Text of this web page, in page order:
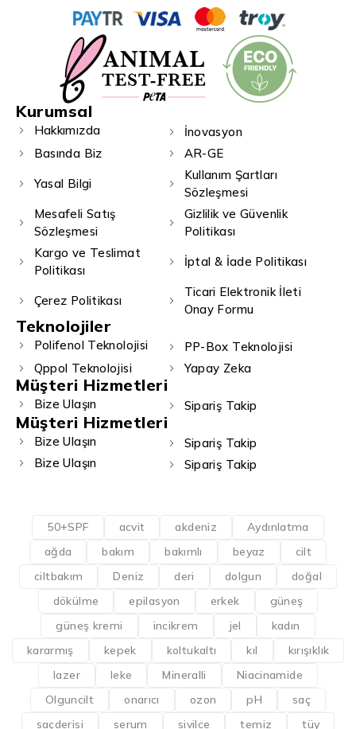
Kurumsal
Hakkımızda
İnovasyon
Basında Biz
AR-GE
Yasal Bilgi
Kullanım Şartları
Sözleşmesi
Mesafeli Satış
Sözleşmesi
Gizlilik ve Güvenlik
Politikası
Kargo ve Teslimat
Politikası
İptal & İade Politikası
Çerez Politikası
Ticari Elektronik İleti
Onay Formu
Teknolojiler
Polifenol Teknolojisi
PP-Box Teknolojisi
Qppol Teknolojisi
Yapay Zeka
Müşteri Hizmetleri
Bize Ulaşın Sipariş Takip
Müşteri Hizmetleri
Bize Ulaşın
Sipariş Takip
Bize Ulaşın
Sipariş Takip
50+SPF acvit akdeniz
Aydınlatma
ağda
bakım bakımlı beyaz
cilt
ciltbakım
Deniz deri dolgun
doğal
dökülme
epilasyon erkek
güneş
güneş kremi
incikrem jel
kadın
kararmış
kepek koltukaltı kıl
kırışıklık
lazer
leke Mineralli
Niacinamide
Olguncilt
onarıcı ozon pH
saç
saçderisi
serum sivilce temiz tüy